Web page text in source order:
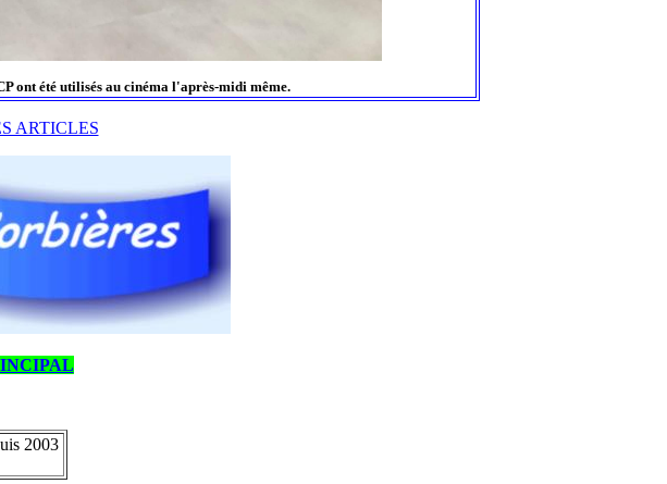
ont été utilisés au cinéma l'après-midi même.
ARTICLES
2003